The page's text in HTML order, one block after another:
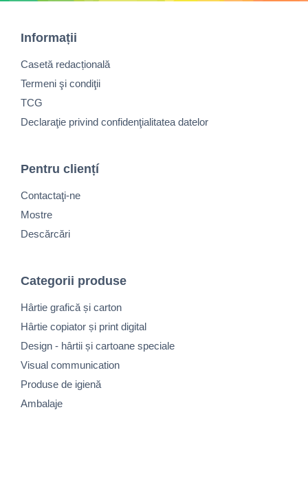
Informații
Casetă redacțională
Termeni şi condiţii
TCG
Declaraţie privind confidenţialitatea datelor
Pentru cliențí
Contactaţi-ne
Mostre
Descărcări
Categorii produse
Hârtie grafică și carton
Hârtie copiator și print digital
Design - hârtii și cartoane speciale
Visual communication
Produse de igienă
Ambalaje